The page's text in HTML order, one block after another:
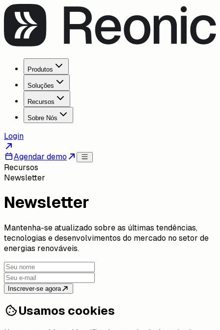
Produtos
Soluções
Recursos
Sobre Nós
Login
Agendar demo
Recursos
Newsletter
Newsletter
Mantenha-se atualizado sobre as últimas tendências,
tecnologias e desenvolvimentos do mercado no setor de
energias renováveis.
Inscrever-se agora
Usamos cookies